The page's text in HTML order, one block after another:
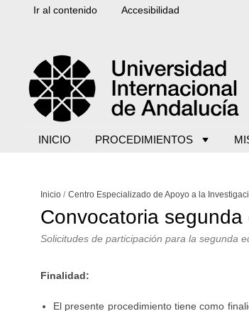
Ir al contenido Accesibilidad
INICIO PROCEDIMIENTOS
Inicio Centro Especializado de Apoyo a la
Convocatoria
Solicitudes de participación para la segunda
Finalidad:
El presente procedimiento tiene como